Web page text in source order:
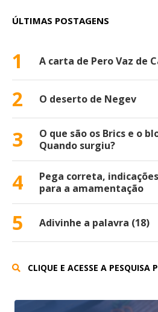
ÚLTIMAS POSTAGENS
1 A carta de Pero Vaz de
2 O deserto de Negev
3
O que são os Brics e o
Quando surgiu?
4
Pega correta,
para a amamentação
5 Adivinhe a palavra (18)
CLIQUE E ACESSE A PESQUISA